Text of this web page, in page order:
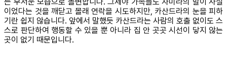
이었다는 것을 깨닫고 몰래 연락을 시도하지만, 카산드라의 눈을 피하
기란 쉽지 않습니다. 앞에서 말했듯 카산드라는 사람의 호출 없이도 스
스로 판단하여 행동할 수 있을 뿐 아니라 집 안 곳곳 시선이 닿지 않는
곳이 없기 때문입니다.